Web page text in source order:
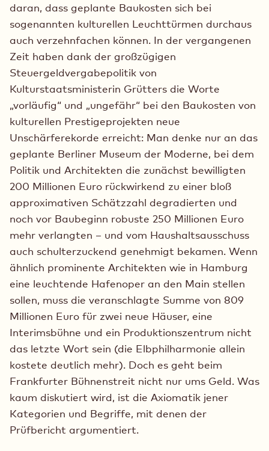
daran, dass geplante Baukosten sich bei
sogenannten kulturellen Leuchttürmen durchaus
auch verzehnfachen können. In der vergangenen
Zeit haben dank der großzügigen
Steuergeldvergabepolitik von
Kulturstaatsministerin Grütters die Worte
„vorläufig“ und „ungefähr“ bei den Baukosten von
kulturellen Prestigeprojekten neue
Unschärferekorde erreicht: Man denke nur an das
geplante Berliner Museum der Moderne, bei dem
Politik und Architekten die zunächst bewilligten
200 Millionen Euro rückwirkend zu einer bloß
approximativen Schätzzahl degradierten und
noch vor Baubeginn robuste 250 Millionen Euro
mehr verlangten – und vom Haushaltsausschuss
auch schulterzuckend genehmigt bekamen. Wenn
ähnlich prominente Architekten wie in Hamburg
eine leuchtende Hafenoper an den Main stellen
sollen, muss die veranschlagte Summe von 809
Millionen Euro für zwei neue Häuser, eine
Interimsbühne und ein Produktionszentrum nicht
das letzte Wort sein (die Elbphilharmonie allein
kostete deutlich mehr). Doch es geht beim
Frankfurter Bühnenstreit nicht nur ums Geld. Was
kaum diskutiert wird, ist die Axiomatik jener
Kategorien und Begriffe, mit denen der
Prüfbericht argumentiert.